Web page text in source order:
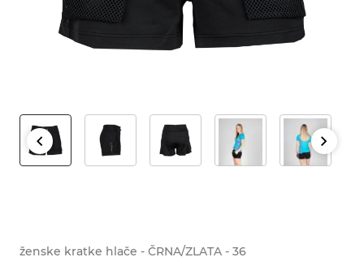
ženske kratke hlače - ČRNA/ZLATA - 36